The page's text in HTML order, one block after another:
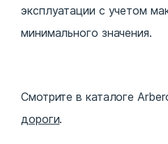
эксплуатации с учетом
минимального значения.
Смотрите в каталоге
дороги.